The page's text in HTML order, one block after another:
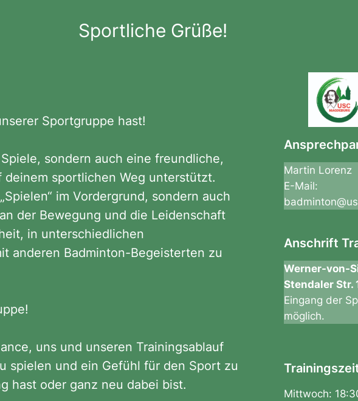
Sportliche Grüße!
Sportgruppe hast!
sondern auch eine freundliche,
sportlichen Weg unterstützt.
im Vordergrund, sondern auch
der Bewegung und die Leidenschaft
in unterschiedlichen
anderen Badminton-Begeisterten zu
uns und unseren Trainingsablauf
spielen und ein Gefühl für den Sport zu
hast oder ganz neu dabei bist.
Martin Lorenz
E-Mail:
Anschrift
Werner-von-
Stendaler Str.
Eingang der
möglich.
Mittwoch: